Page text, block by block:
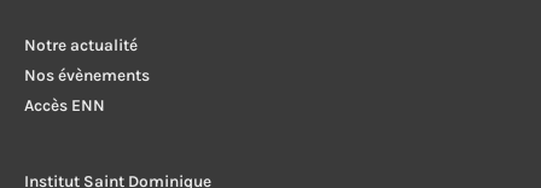
Notre actualité
Nos évènements
Accès ENN
Institut Saint Dominique